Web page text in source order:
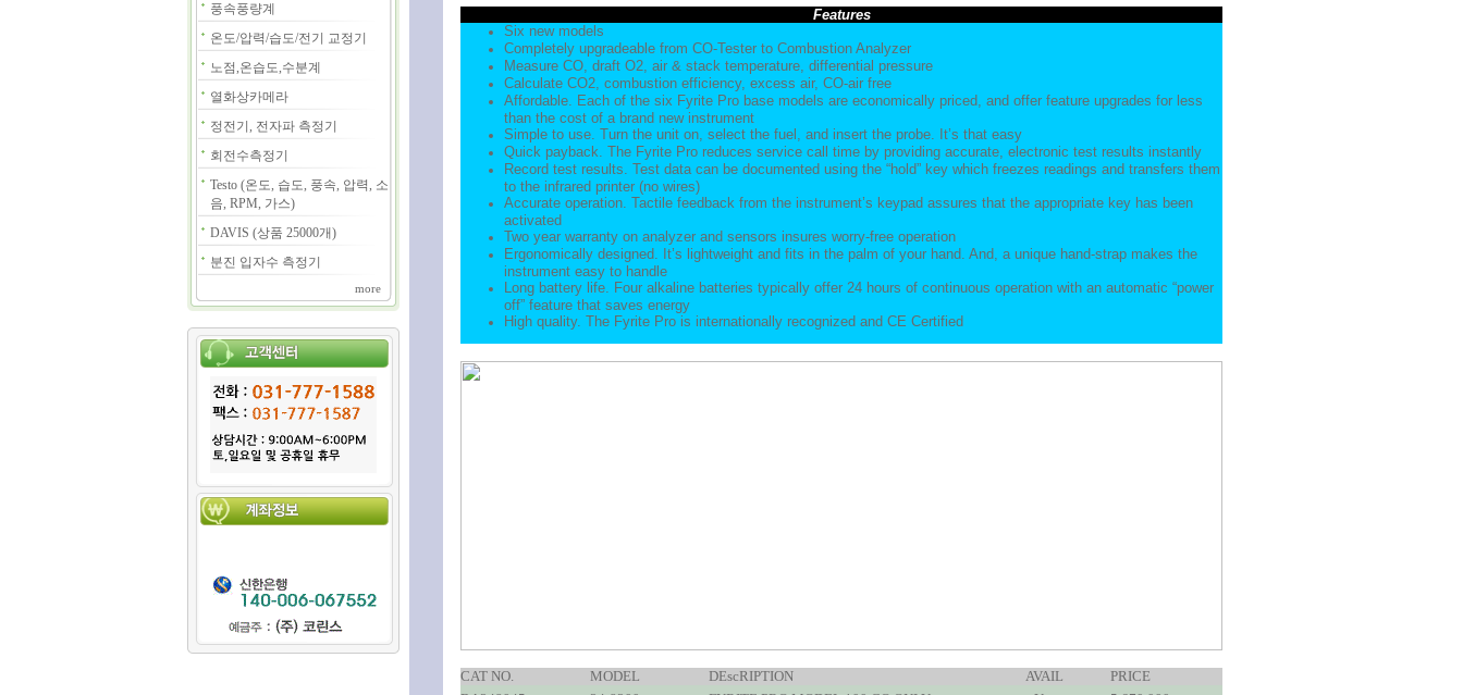
풍속풍량계
온도/압력/습도/전기 교정기
노점,온습도,수분계
열화상카메라
정전기, 전자파 측정기
회전수측정기
Testo (온도, 습도, 풍속, 압력, 소
음, RPM, 가스)
DAVIS (상품 25000개)
분진 입자수 측정기
more
Features
Six new models
Completely upgradeable from CO-Tester to Combustion Analyzer
Measure CO, draft O2, air & stack temperature, differential pressure
Calculate CO2, combustion efficiency, excess air, CO-air free
Affordable. Each of the six Fyrite Pro base models are economically priced, and offer feature upgrades for less
than the cost of a brand new instrument
Simple to use. Turn the unit on, select the fuel, and insert the probe. It’s that easy
Quick payback. The Fyrite Pro reduces service call time by providing accurate, electronic test results instantly
Record test results. Test data can be documented using the “hold” key which freezes readings and transfers them
to the infrared printer (no wires)
Accurate operation. Tactile feedback from the instrument’s keypad assures that the appropriate key has been
activated
Two year warranty on analyzer and sensors insures worry-free operation
Ergonomically designed. It’s lightweight and fits in the palm of your hand. And, a unique hand-strap makes the
instrument easy to handle
Long battery life. Four alkaline batteries typically offer 24 hours of continuous operation with an automatic “power
off” feature that saves energy
High quality. The Fyrite Pro is internationally recognized and CE Certified
CAT NO. MODEL DEscRIPTION AVAIL
PRICE